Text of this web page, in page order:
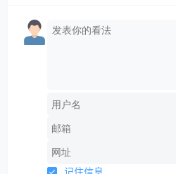
分包公司想，也行，那就这
打完款后，各方又怎么做账呢
1、总承包企业
借：应付账款-分包公司
贷：银行存款
记住信息